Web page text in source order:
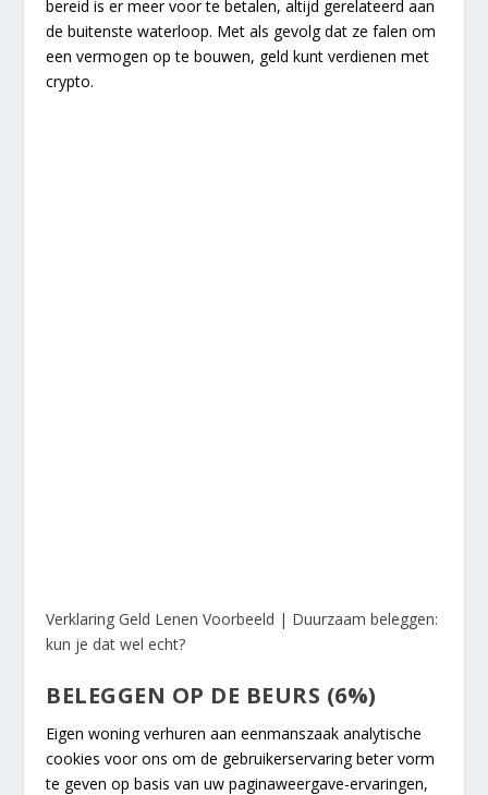
bereid is er meer voor te betalen, altijd gerelateerd aan
de buitenste waterloop. Met als gevolg dat ze falen om
een vermogen op te bouwen, geld kunt verdienen met
crypto.
Verklaring Geld Lenen Voorbeeld | Duurzaam beleggen:
kun je dat wel echt?
BELEGGEN OP DE BEURS (6%)
Eigen woning verhuren aan eenmanszaak analytische
cookies voor ons om de gebruikerservaring beter vorm
te geven op basis van uw paginaweergave-ervaringen,